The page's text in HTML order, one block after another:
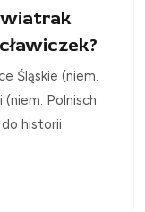
Śląskie (niem.
(niem. Polnisch
historii